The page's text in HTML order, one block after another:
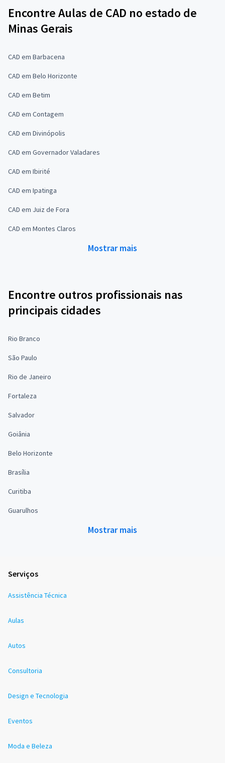
Encontre Aulas de CAD no estado de
Minas Gerais
CAD em Barbacena
CAD em Belo Horizonte
CAD em Betim
CAD em Contagem
CAD em Divinópolis
CAD em Governador Valadares
CAD em Ibirité
CAD em Ipatinga
CAD em Juiz de Fora
CAD em Montes Claros
Mostrar mais
Encontre outros profissionais nas
principais cidades
Rio Branco
São Paulo
Rio de Janeiro
Fortaleza
Salvador
Goiânia
Belo Horizonte
Brasília
Curitiba
Guarulhos
Mostrar mais
Serviços
Assistência Técnica
Aulas
Autos
Consultoria
Design e Tecnologia
Eventos
Moda e Beleza